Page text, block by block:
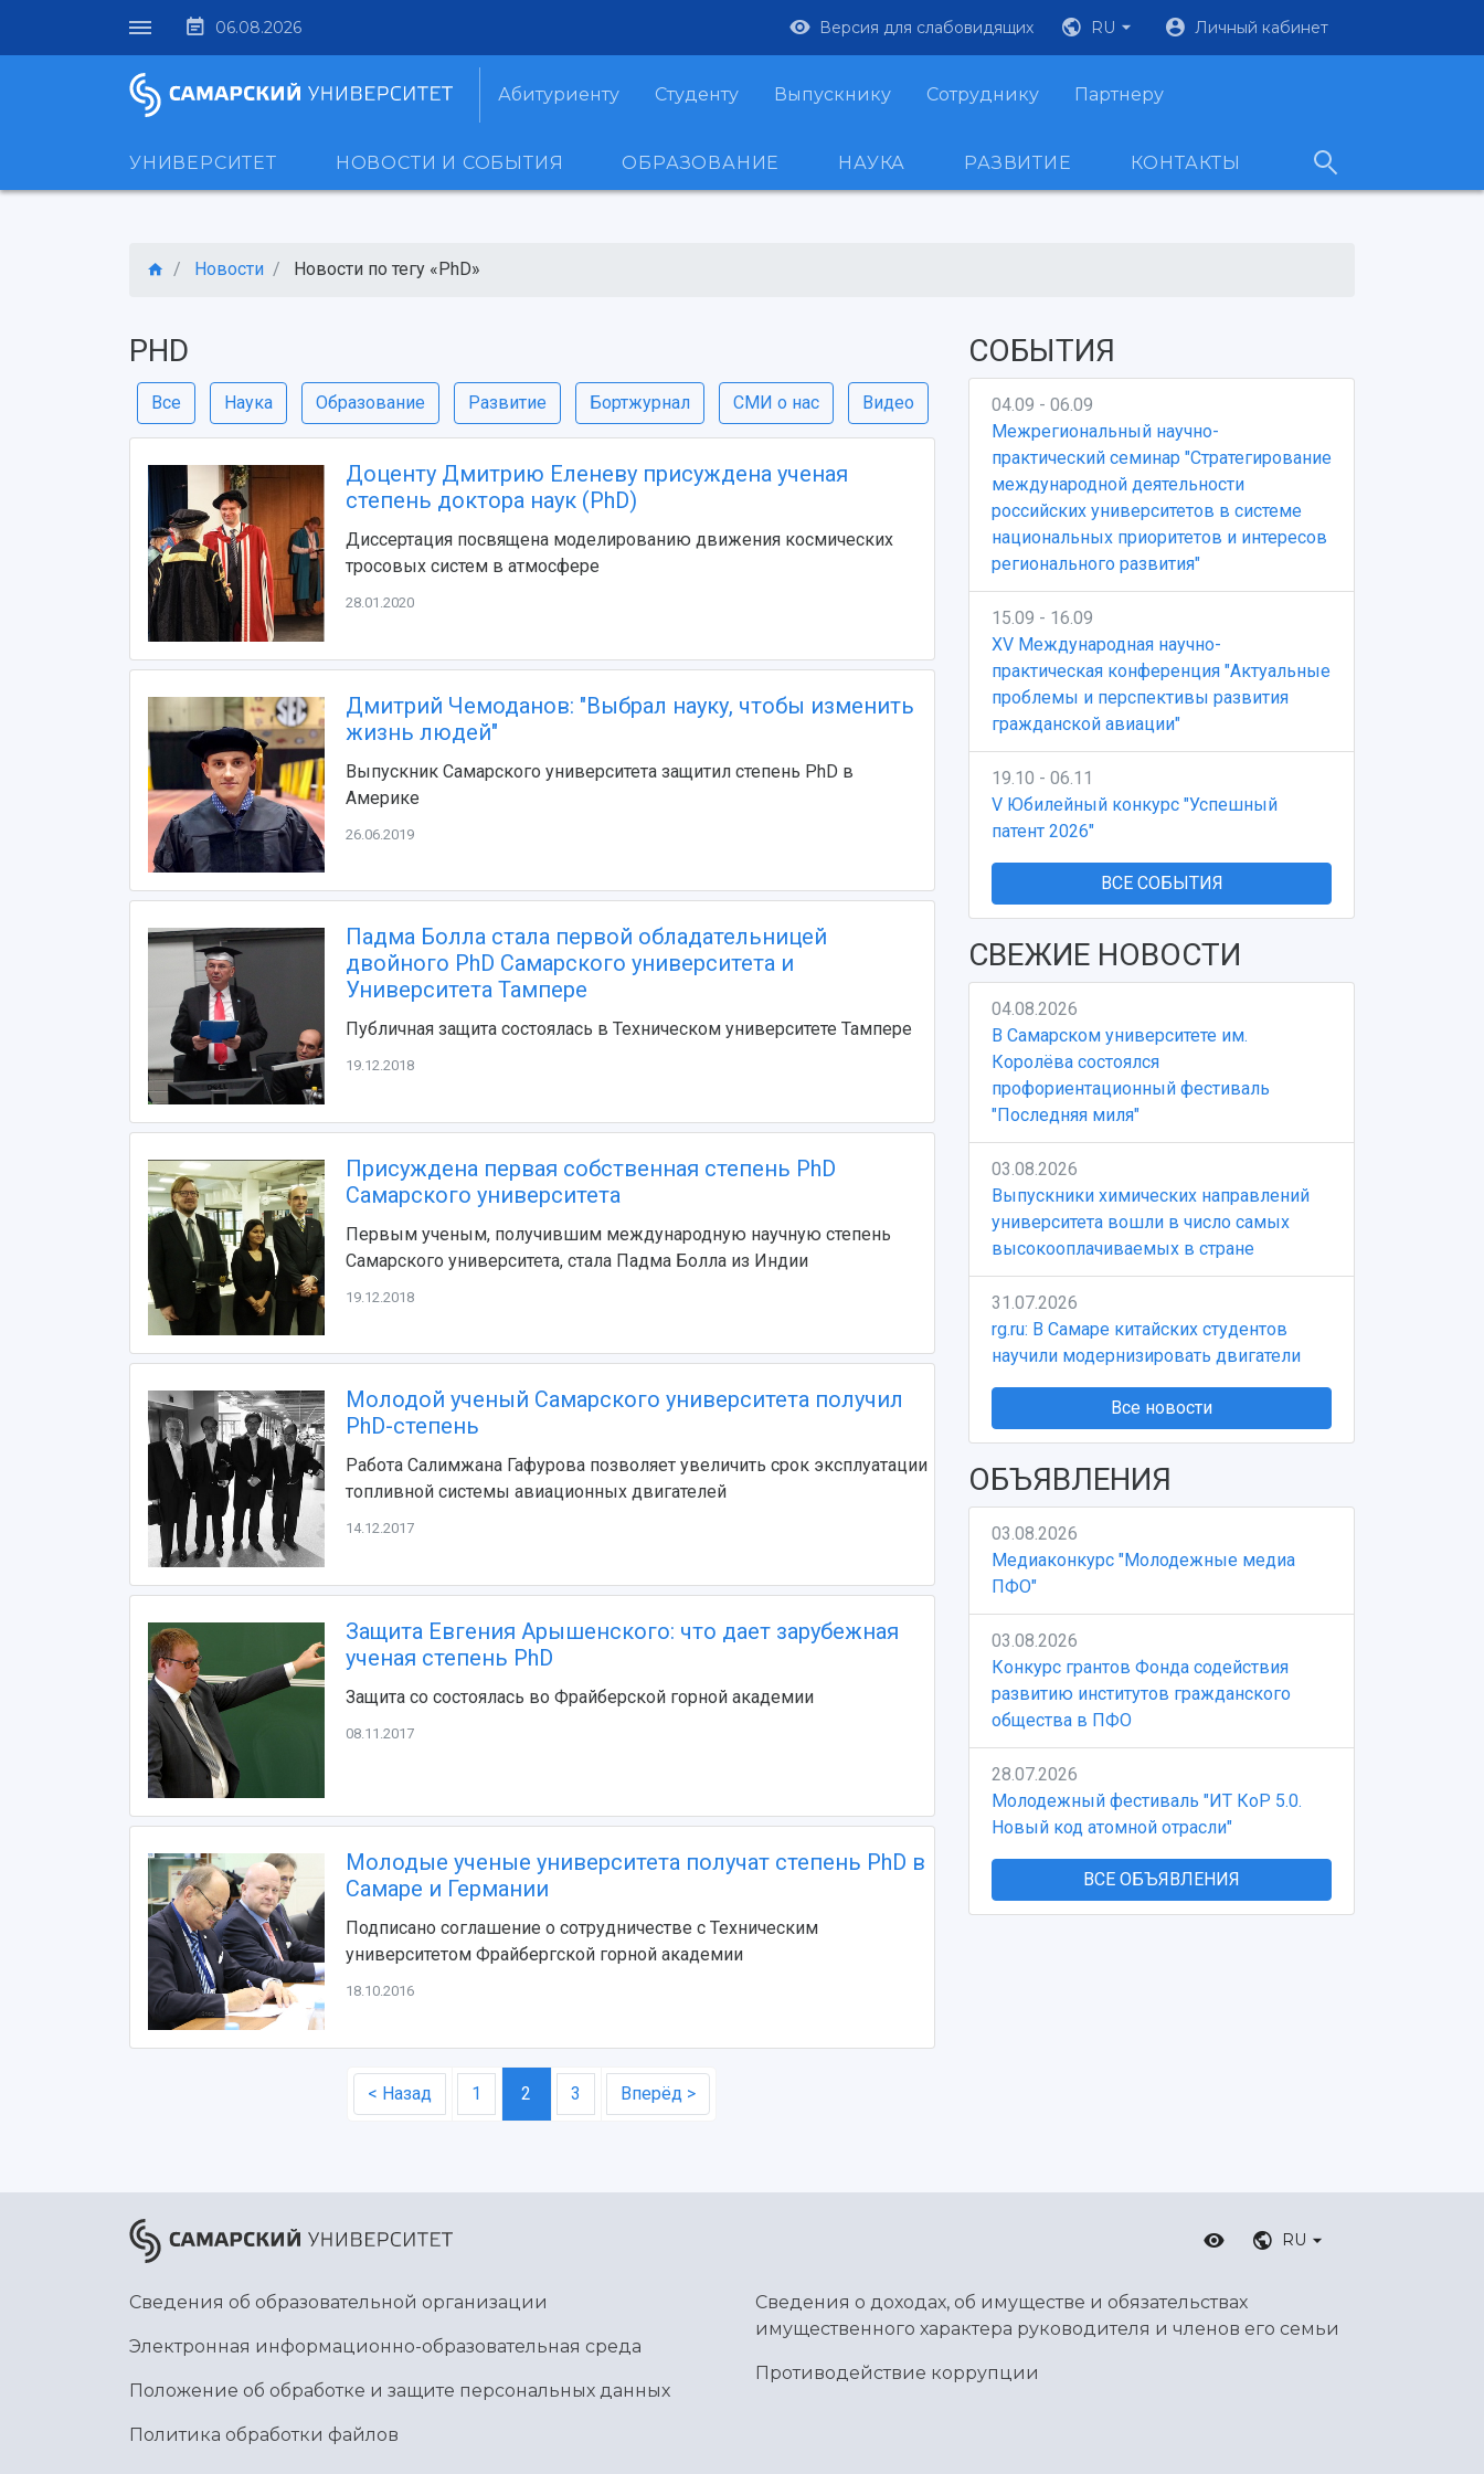
06.08.2026 Версия для слабовидящих RU Личный кабинет
Абитуриенту Студенту Выпускнику Сотруднику Партнеру
УНИВЕРСИТЕТ НОВОСТИ И СОБЫТИЯ ОБРАЗОВАНИЕ НАУКА РАЗВИТИЕ КОНТАКТЫ
Новости Новости по тегу «PhD»
PHD
Все Наука Образование Развитие Бортжурнал СМИ о нас Видео
Доценту Дмитрию Еленеву присуждена ученая
степень доктора наук (PhD)
Диссертация посвящена моделированию движения космических
тросовых систем в атмосфере
28.01.2020
Дмитрий Чемоданов: "Выбрал науку, чтобы изменить
жизнь людей"
Выпускник Самарского университета защитил степень PhD в
Америке
26.06.2019
Падма Болла стала первой обладательницей
двойного PhD Самарского университета и
Университета Тампере
Публичная защита состоялась в Техническом университете Тампере
19.12.2018
Присуждена первая собственная степень PhD
Самарского университета
Первым ученым, получившим международную научную степень
Самарского университета, стала Падма Болла из Индии
19.12.2018
Молодой ученый Самарского университета получил
PhD-степень
Работа Салимжана Гафурова позволяет увеличить срок эксплуатации
топливной системы авиационных двигателей
14.12.2017
Защита Евгения Арышенского: что дает зарубежная
ученая степень PhD
Защита со состоялась во Фрайберской горной академии
08.11.2017
Молодые ученые университета получат степень PhD в
Самаре и Германии
Подписано соглашение о сотрудничестве с Техническим
университетом Фрайбергской горной академии
18.10.2016
< Назад 1 2 3 Вперёд >
СОБЫТИЯ
04.09 - 06.09
Межрегиональный научно-
практический семинар "Стратегирование
международной деятельности
российских университетов в системе
национальных приоритетов и интересов
регионального развития"
15.09 - 16.09
XV Международная научно-
практическая конференция "Актуальные
проблемы и перспективы развития
гражданской авиации"
19.10 - 06.11
V Юбилейный конкурс "Успешный
патент 2026"
ВСЕ СОБЫТИЯ
СВЕЖИЕ НОВОСТИ
04.08.2026
В Самарском университете им.
Королёва состоялся
профориентационный фестиваль
"Последняя миля"
03.08.2026
Выпускники химических направлений
университета вошли в число самых
высокооплачиваемых в стране
31.07.2026
rg.ru: В Самаре китайских студентов
научили модернизировать двигатели
Все новости
ОБЪЯВЛЕНИЯ
03.08.2026
Медиаконкурс "Молодежные медиа
ПФО"
03.08.2026
Конкурс грантов Фонда содействия
развитию институтов гражданского
общества в ПФО
28.07.2026
Молодежный фестиваль "ИТ КоР 5.0.
Новый код атомной отрасли"
ВСЕ ОБЪЯВЛЕНИЯ
RU
Сведения об образовательной организации
Электронная информационно-образовательная среда
Положение об обработке и защите персональных данных
Политика обработки файлов
Сведения о доходах, об имуществе и обязательствах
имущественного характера руководителя и членов его семьи
Противодействие коррупции